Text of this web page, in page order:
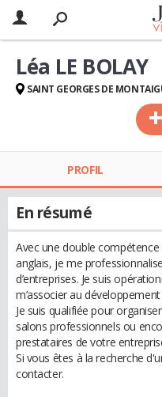
Léa LE BOLAY
SAINT GEORGES DE
PROFIL
En résumé
Avec une double
anglais, je me
d’entreprises. Je suis
m’associer au
Je suis qualifiée pour
salons professionnels ou
prestataires de votre
Si vous êtes à la recherche
contacter.